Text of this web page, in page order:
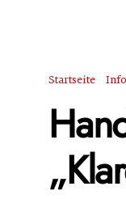
Startseite